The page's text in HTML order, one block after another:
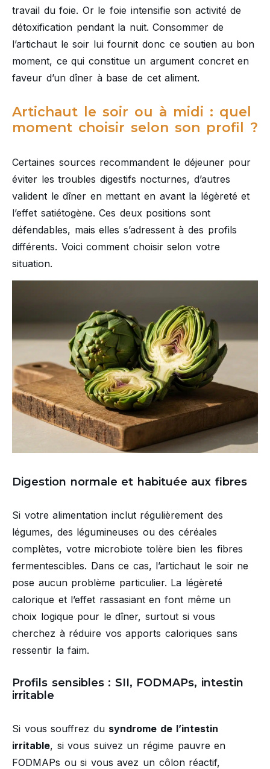
travail du foie. Or le foie intensifie son activité de
détoxification pendant la nuit. Consommer de
l’artichaut le soir lui fournit donc ce soutien au bon
moment, ce qui constitue un argument concret en
faveur d’un dîner à base de cet aliment.
Artichaut le soir ou à midi : quel
moment choisir selon son profil ?
Certaines sources recommandent le déjeuner pour
éviter les troubles digestifs nocturnes, d’autres
valident le dîner en mettant en avant la légèreté et
l’effet satiétogène. Ces deux positions sont
défendables, mais elles s’adressent à des profils
différents. Voici comment choisir selon votre
situation.
Digestion normale et habituée aux fibres
Si votre alimentation inclut régulièrement des
légumes, des légumineuses ou des céréales
complètes, votre microbiote tolère bien les fibres
fermentescibles. Dans ce cas, l’artichaut le soir ne
pose aucun problème particulier. La légèreté
calorique et l’effet rassasiant en font même un
choix logique pour le dîner, surtout si vous
cherchez à réduire vos apports caloriques sans
ressentir la faim.
Profils sensibles : SII, FODMAPs, intestin
irritable
Si vous souffrez du syndrome de l’intestin
irritable, si vous suivez un régime pauvre en
FODMAPs ou si vous avez un côlon réactif,